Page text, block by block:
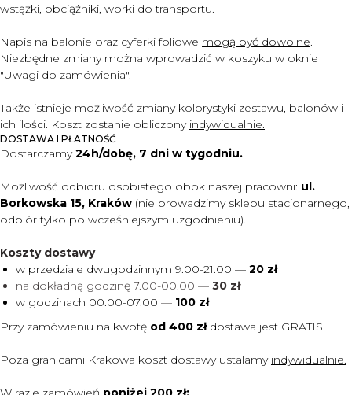
wstążki, obciążniki, worki do transportu.
Napis na balonie oraz cyferki foliowe mogą być dowolne.
Niezbędne zmiany można wprowadzić w koszyku w oknie
"Uwagi do zamówienia".
Także istnieje możliwość zmiany kolorystyki zestawu, balonów i
ich ilości. Koszt zostanie obliczony indywidualnie.
DOSTAWA I PŁATNOŚĆ
Dostarczamy24h/dobę, 7 dni w tygodniu.
Możliwość odbioru osobistego obok naszej pracowni: ul.
Borkowska 15, Kraków (nie prowadzimy sklepu stacjonarnego,
odbiór tylko po wcześniejszym uzgodnieniu).
Koszty dostawy
w przedziale dwugodzinnym 9.00-21.00 — 20 zł
na dokładną godzinę 7.00-00.00 — 30 zł
w godzinach 00.00-07.00 — 100 zł
Przy zamówieniu na kwotę od 400 zł dostawa jest GRATIS.
Poza granicami Krakowa koszt dostawy ustalamy indywidualnie.